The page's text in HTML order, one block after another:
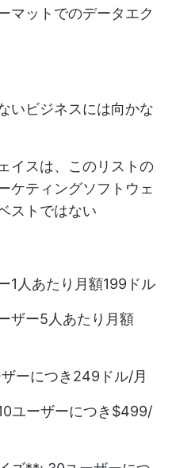
マットでのデータエク
いビジネスには向かな
イスは、このリストの
ケティングソフトウェ
ストではない
1人あたり月額199ドル
ザー5人あたり月額
ーにつき249ドル/月
10ユーザーにつき$499/